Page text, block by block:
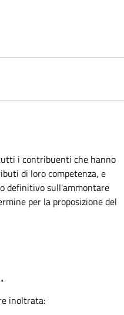
i contribuenti che hanno
di loro competenza, e
definitivo sull'ammontare
per la proposizione del
inoltrata: